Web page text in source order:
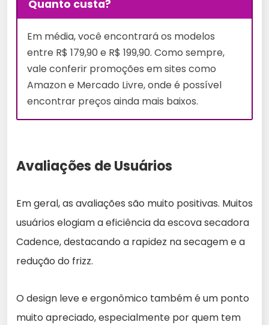
Quanto custa?
Em média, você encontrará os modelos
entre R$ 179,90 e R$ 199,90. Como sempre,
vale conferir promoções em sites como
Amazon e Mercado Livre, onde é possível
encontrar preços ainda mais baixos.
Avaliações de Usuários
Em geral, as avaliações são muito positivas. Muitos
usuários elogiam a eficiência da escova secadora
Cadence, destacando a rapidez na secagem e a
redução do frizz.
O design leve e ergonômico também é um ponto
muito apreciado, especialmente por quem tem